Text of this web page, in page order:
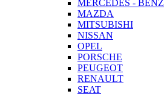
MERCEDES - BENZ
MAZDA
MITSUBISHI
NISSAN
OPEL
PORSCHE
PEUGEOT
RENAULT
SEAT